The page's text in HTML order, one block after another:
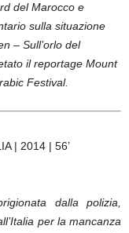
del Marocco e
sulla situazione
– Sull’orlo del
il reportage Mount
Festival.
| 2014 | 56’
dalla polizia,
per la mancanza